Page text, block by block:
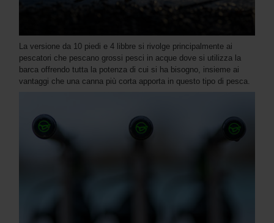
La versione da 10 piedi e 4 libbre si rivolge principalmente ai
pescatori che pescano grossi pesci in acque dove si utilizza la
barca offrendo tutta la potenza di cui si ha bisogno, insieme ai
vantaggi che una canna più corta apporta in questo tipo di pesca.